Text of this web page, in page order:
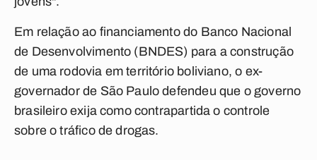
Em relação ao financiamento do Banco Nacional
de Desenvolvimento (BNDES) para a construção
de uma rodovia em território boliviano, o ex-
governador de São Paulo defendeu que o governo
brasileiro exija como contrapartida o controle
sobre o tráfico de drogas.